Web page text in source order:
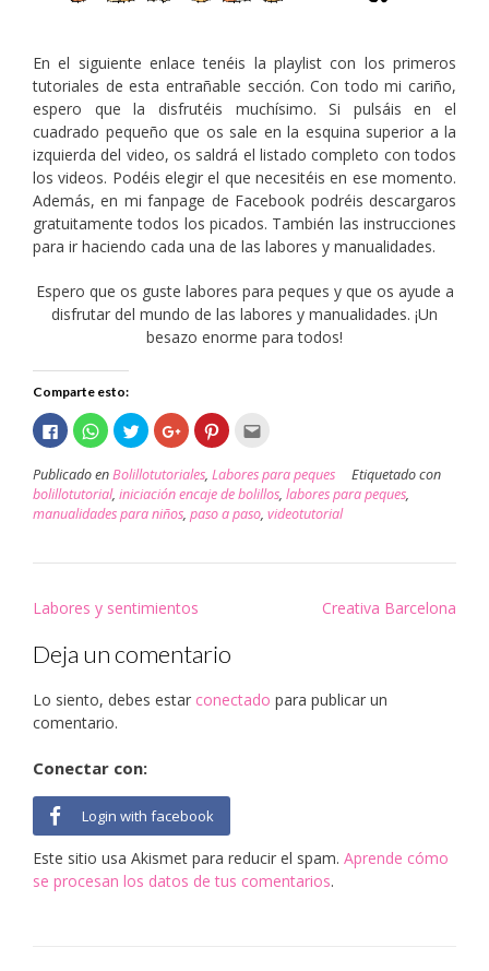
En el siguiente enlace tenéis la playlist con los primeros
tutoriales de esta entrañable sección. Con todo mi cariño,
espero que la disfrutéis muchísimo. Si pulsáis en el
cuadrado pequeño que os sale en la esquina superior a la
izquierda del video, os saldrá el listado completo con todos
los videos. Podéis elegir el que necesitéis en ese momento.
Además, en mi fanpage de Facebook podréis descargaros
gratuitamente todos los picados. También las instrucciones
para ir haciendo cada una de las labores y manualidades.
Espero que os guste labores para peques y que os ayude a
disfrutar del mundo de las labores y manualidades. ¡Un
besazo enorme para todos!
Comparte esto:
Haz
clic
para
compartir
en
Facebook
(Se
abre
Haz
clic
para
compartir
en
WhatsApp
(Se
abre
Haz
clic
para
compartir
en
Twitter
(Se
abre
Haz
clic
para
compartir
en
Google+
(Se
abre
Haz
clic
compartir
en
Pinterest
(Se
abre
por
correo
electrónico
a
Publicado enBolillotutoriales, Labores para peques
Etiquetado con
bolillotutorial, iniciación encaje de bolillos, labores para peques,
manualidades para niños, paso a paso, videotutorial
Navegación
de
entradas
Labores y sentimientos Creativa Barcelona
Deja un comentario
Lo siento, debes estar conectado para publicar un
comentario.
Conectar con:
Login with facebook
Este sitio usa Akismet para reducir el spam. Aprende cómo
se procesan los datos de tus comentarios.